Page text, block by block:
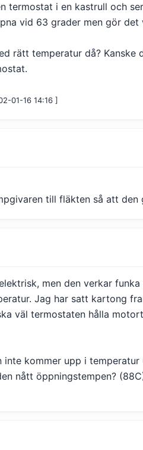
termostat i en kastrull och
vid 63 grader men gör
rätt temperatur då? Kanske
01-16 14:16 ]
till fläkten så att
men den verkar
Jag har satt kartong
väl termostaten hålla
kommer upp i temperatur
nått öppningstempen?